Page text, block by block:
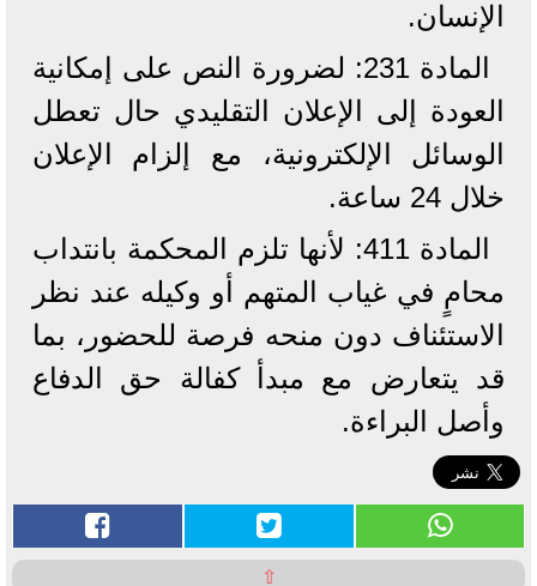
الإنسان.
المادة 231: لضرورة النص على إمكانية
العودة إلى الإعلان التقليدي حال تعطل
الوسائل الإلكترونية، مع إلزام الإعلان
خلال 24 ساعة.
المادة 411: لأنها تلزم المحكمة بانتداب
محامٍ في غياب المتهم أو وكيله عند نظر
الاستئناف دون منحه فرصة للحضور، بما
قد يتعارض مع مبدأ كفالة حق الدفاع
وأصل البراءة.
⇧